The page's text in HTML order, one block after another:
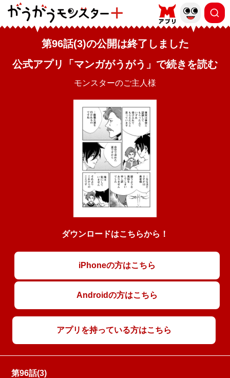
第96話(3)の公開は終了しました
公式アプリ「マンガがうがう」で続きを読む
モンスターのご主人様
ダウンロードはこちらから！
iPhoneの方はこちら
Androidの方はこちら
アプリを持っている方はこちら
第96話(3)